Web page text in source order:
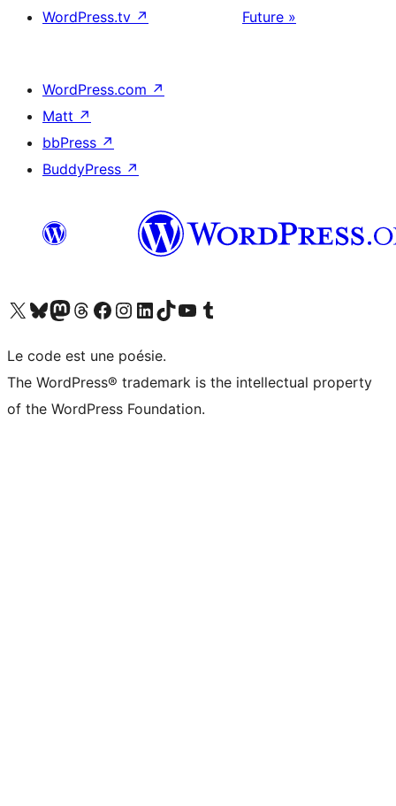
WordPress.tv ↗
Future »
WordPress.com ↗
Matt ↗
bbPress ↗
BuddyPress ↗
Visitez notre compte X (précédemment Twitter)
Visiter notre compte Bluesky
Visiter notre compte Mastodon
Visiter notre compte Threads
Consulter notre compte Facebook
Consulter notre compte Instagram
Consulter notre compte LinkedIn
Visiter notre compte TokTok
Visiter notre chaîne YouTube
Visiter notre compte Tumblr
Le code est une poésie.
The WordPress® trademark is the intellectual property
of the WordPress Foundation.